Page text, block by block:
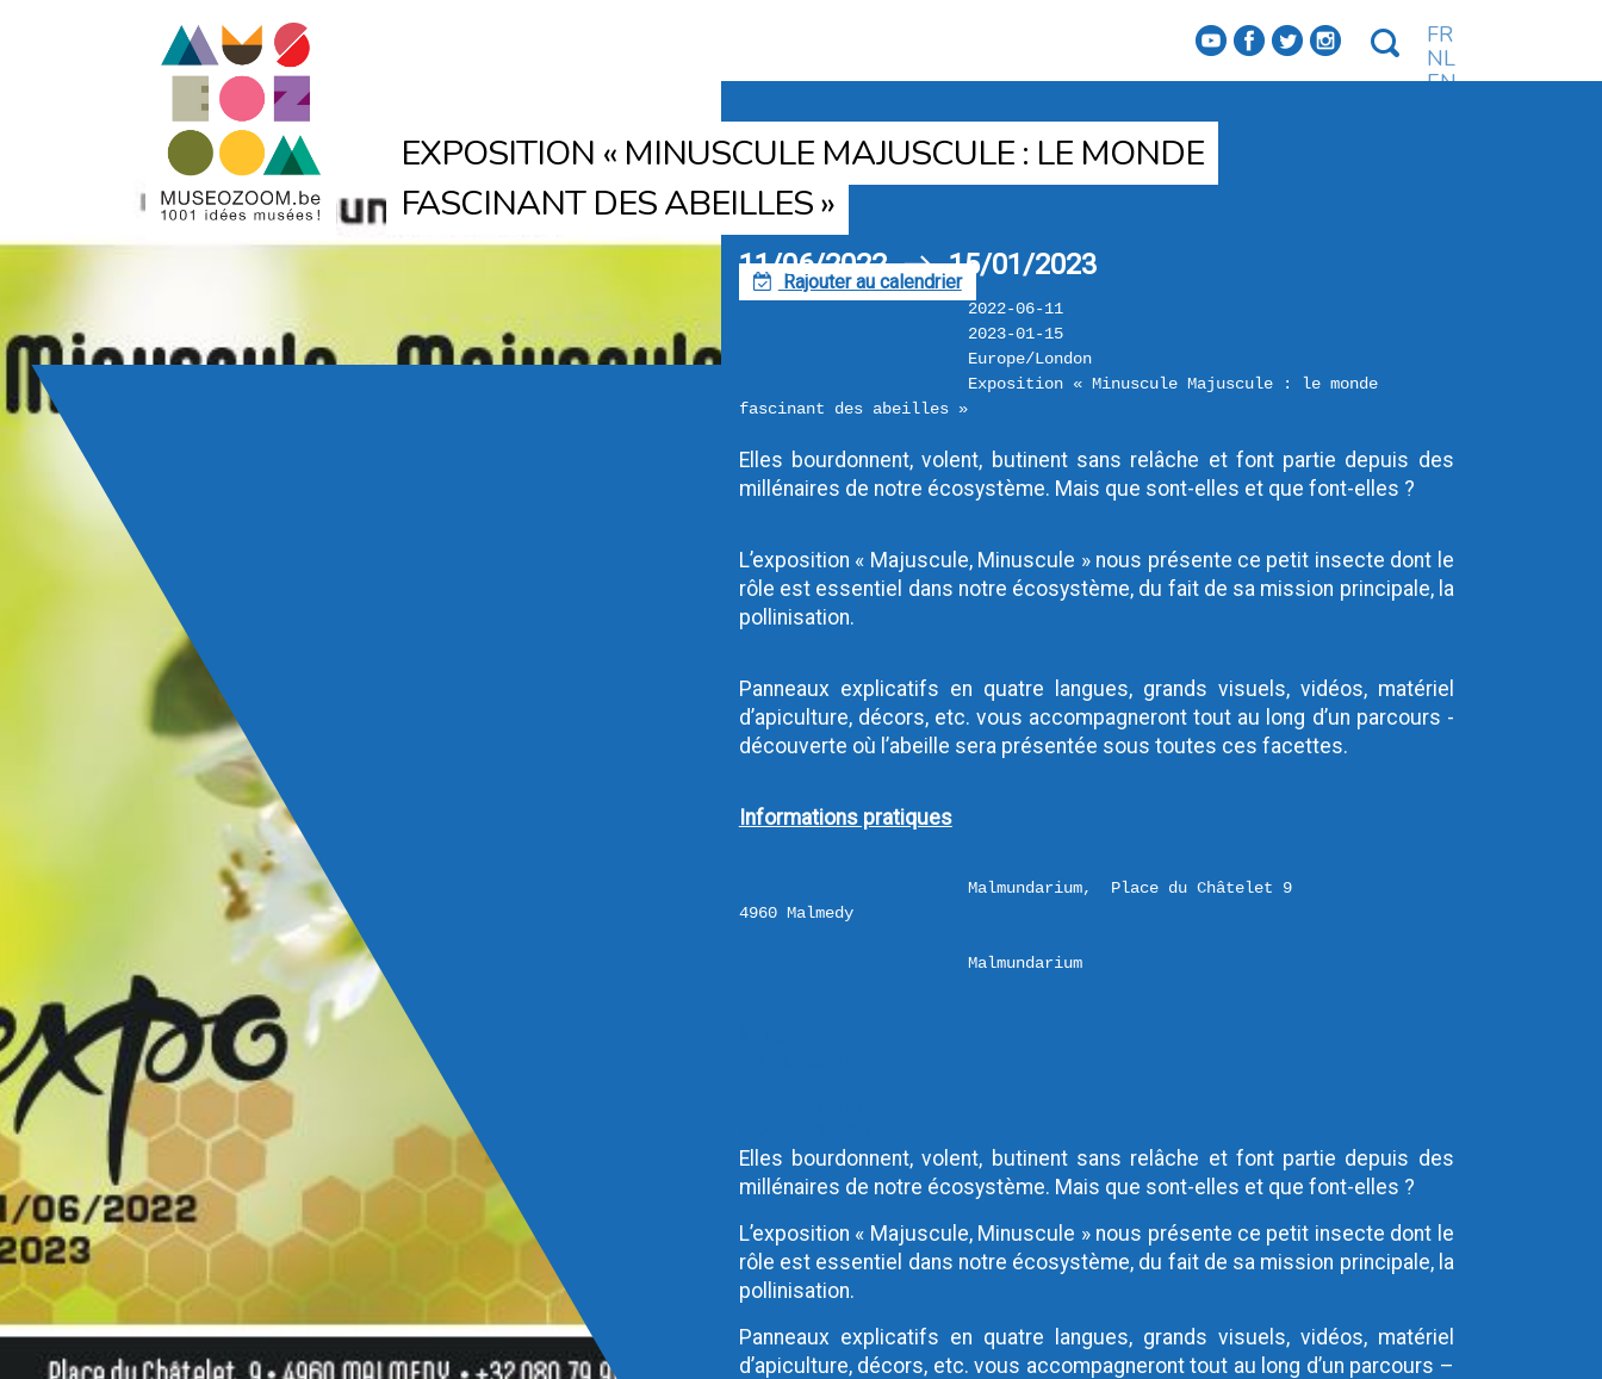
f a b e
FR
NL
EN
EXPOSITION « MINUSCULE MAJUSCULE : LE MONDE
FASCINANT DES ABEILLES »
11/06/2022 h 15/01/2023
F Rajouter au calendrier
2022-06-11
2023-01-15
Europe/London
Exposition « Minuscule Majuscule : le monde
fascinant des abeilles »
Elles bourdonnent, volent, butinent sans relâche et font partie depuis des
millénaires de notre écosystème. Mais que sont-elles et que font-elles ?
L’exposition « Majuscule, Minuscule » nous présente ce petit insecte dont le
rôle est essentiel dans notre écosystème, du fait de sa mission principale, la
pollinisation.
Panneaux explicatifs en quatre langues, grands visuels, vidéos, matériel
d’apiculture, décors, etc. vous accompagneront tout au long d’un parcours -
découverte où l’abeille sera présentée sous toutes ces facettes.
Informations pratiques
Malmundarium,  Place du Châtelet 9
Malmundarium
Elles bourdonnent, volent, butinent sans relâche et font partie depuis des
millénaires de notre écosystème. Mais que sont-elles et que font-elles ?
L’exposition « Majuscule, Minuscule » nous présente ce petit insecte dont le
rôle est essentiel dans notre écosystème, du fait de sa mission principale, la
pollinisation.
Panneaux explicatifs en quatre langues, grands visuels, vidéos, matériel
d’apiculture, décors, etc. vous accompagneront tout au long d’un parcours –